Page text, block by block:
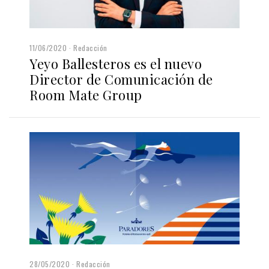
11/06/2020 Redacción
Yeyo Ballesteros es el nuevo
Director de Comunicación de
Room Mate Group
28/05/2020 Redacción